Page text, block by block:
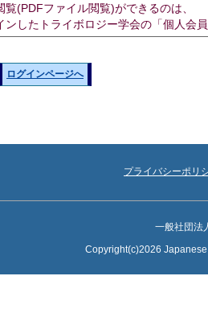
覧(PDFファイル閲覧)ができるのは、
ンしたトライボロジー学会の「個人会
ログインページへ
プライバシーポリ
一般社団法
Copyright(c)2026